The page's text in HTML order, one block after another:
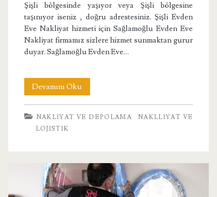
Şişli bölgesinde yaşıyor veya Şişli bölgesine
taşınıyor iseniz , doğru adrestesiniz. Şişli Evden
Eve Nakliyat hizmeti için Sağlamoğlu Evden Eve
Nakliyat firmamız sizlere hizmet sunmaktan gurur
duyar. Sağlamoğlu Evden Eve…
Devamını OkuŞişli
Evden
Eve
NAKLIYAT VE DEPOLAMA
NAKLLIYAT VE
LOJISTIK